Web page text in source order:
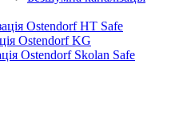
Ostendorf HT Safe
Ostendorf KG
Ostendorf Skolan Safe